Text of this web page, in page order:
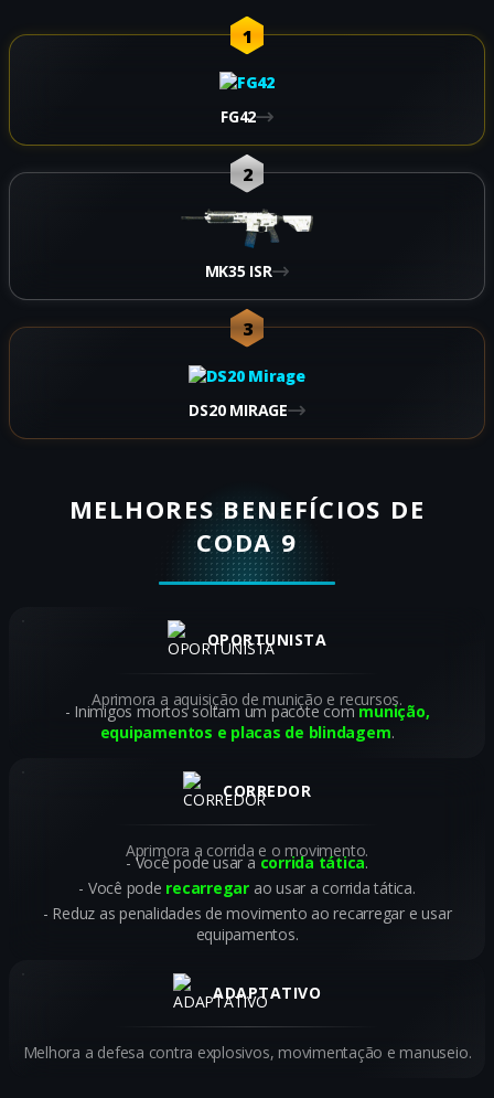
1
FG42
2
MK35 ISR
3
DS20 MIRAGE
MELHORES BENEFÍCIOS DE
CODA 9
OPORTUNISTA
Aprimora a aquisição de munição e recursos.
Inimigos mortos soltam um pacote communição,
equipamentos e placas de blindagem.
CORREDOR
Aprimora a corrida e o movimento.
Você pode usar acorrida tática.
Você pode recarregarao usar a corrida tática.
Reduz as penalidades de movimento ao recarregar e usar
equipamentos.
ADAPTATIVO
Melhora a defesa contra explosivos, movimentação e manuseio.